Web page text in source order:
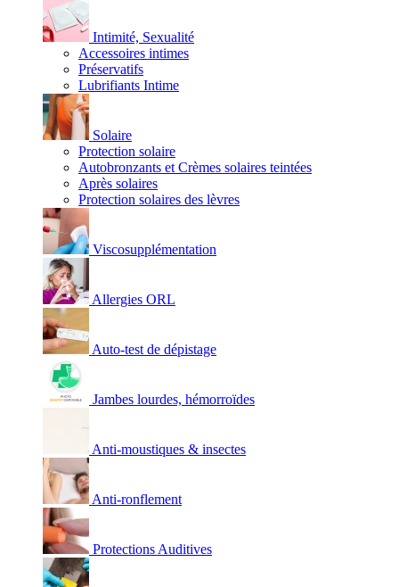
Intimité, Sexualité
Accessoires intimes
Préservatifs
Lubrifiants Intime
Solaire
Protection solaire
Autobronzants et Crèmes solaires teintées
Après solaires
Protection solaires des lèvres
Viscosupplémentation
Allergies ORL
Auto-test de dépistage
Jambes lourdes, hémorroïdes
Anti-moustiques & insectes
Anti-ronflement
Protections Auditives